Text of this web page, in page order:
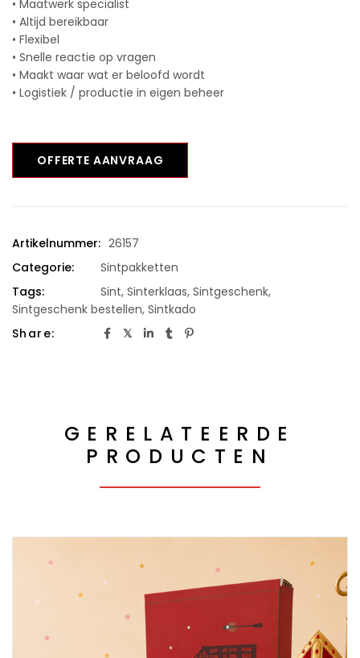
• Maatwerk specialist
• Altijd bereikbaar
• Flexibel
• Snelle reactie op vragen
• Maakt waar wat er beloofd wordt
• Logistiek / productie in eigen beheer
OFFERTE AANVRAAG
Artikelnummer: 26157
Categorie:
Sintpakketten
Tags:
Sint, Sinterklaas, Sintgeschenk,
Sintgeschenk bestellen, Sintkado
Share:
GERELATEERDE
PRODUCTEN